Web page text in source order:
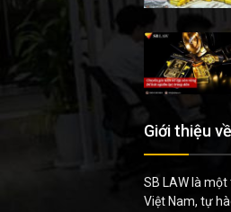
Giới thiệu
SB LAW là
Việt Nam, tự